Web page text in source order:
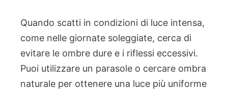
Quando scatti in condizioni di luce intensa,
come nelle giornate soleggiate, cerca di
evitare le ombre dure e i riflessi eccessivi.
Puoi utilizzare un parasole o cercare ombra
naturale per ottenere una luce più uniforme